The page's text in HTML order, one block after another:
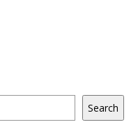
Search